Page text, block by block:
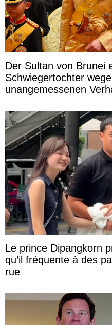
Der Sultan von Brunei
Schwiegertochter
unangemessenen
Le prince Dipangkorn
qu’il fréquente à des
rue